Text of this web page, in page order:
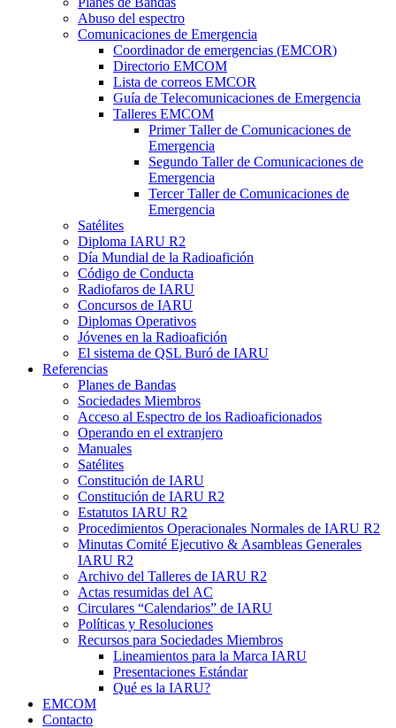
Abuso del espectro
Comunicaciones de Emergencia
Coordinador de emergencias (EMCOR)
Directorio EMCOM
Lista de correos EMCOR
Guía de Telecomunicaciones de Emergencia
Talleres EMCOM
Primer Taller de Comunicaciones de
Emergencia
Segundo Taller de Comunicaciones de
Emergencia
Tercer Taller de Comunicaciones de
Emergencia
Satélites
Diploma IARU R2
Día Mundial de la Radioafición
Código de Conducta
Radiofaros de IARU
Concursos de IARU
Diplomas Operativos
Jóvenes en la Radioafición
El sistema de QSL Buró de IARU
Referencias
Planes de Bandas
Sociedades Miembros
Acceso al Espectro de los Radioaficionados
Operando en el extranjero
Manuales
Satélites
Constitución de IARU
Constitución de IARU R2
Estatutos IARU R2
Procedimientos Operacionales Normales de IARU R2
Minutas Comité Ejecutivo & Asambleas Generales
IARU R2
Archivo del Talleres de IARU R2
Actas resumidas del AC
Circulares “Calendarios” de IARU
Políticas y Resoluciones
Recursos para Sociedades Miembros
Lineamientos para la Marca IARU
Presentaciones Estándar
Qué es la IARU?
EMCOM
Contacto